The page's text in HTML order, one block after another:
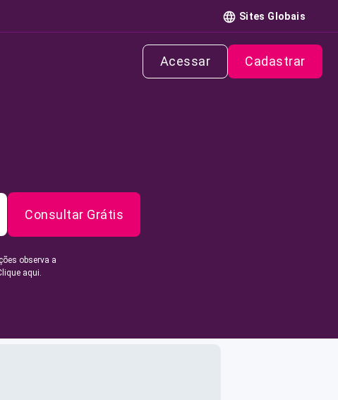
Sites Globais
Acessar Cadastrar
Consultar Grátis
observa a
aqui.